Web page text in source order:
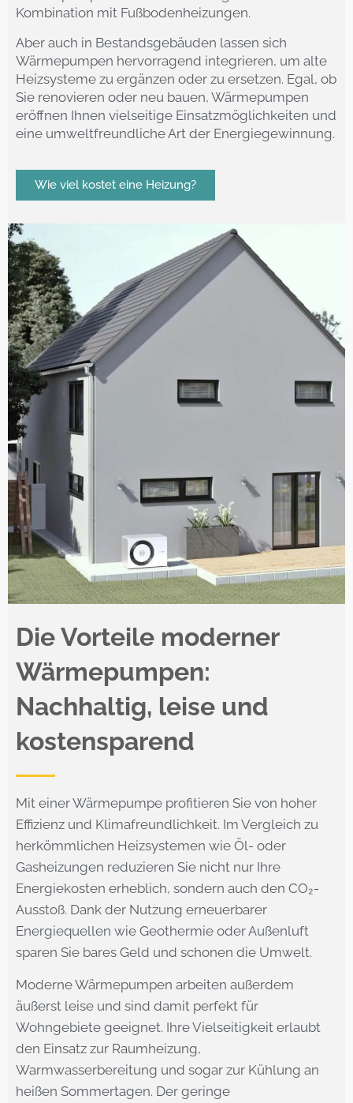
Kombination mit Fußbodenheizungen.
Aber auch in Bestandsgebäuden lassen sich
Wärmepumpen hervorragend integrieren, um alte
Heizsysteme zu ergänzen oder zu ersetzen. Egal, ob
Sie renovieren oder neu bauen, Wärmepumpen
eröffnen Ihnen vielseitige Einsatzmöglichkeiten und
eine umweltfreundliche Art der Energiegewinnung.
Wie viel kostet eine Heizung?
Die Vorteile moderner
Wärmepumpen:
Nachhaltig, leise und
kostensparend
Mit einer Wärmepumpe profitieren Sie von hoher
Effizienz und Klimafreundlichkeit. Im Vergleich zu
herkömmlichen Heizsystemen wie Öl- oder
Gasheizungen reduzieren Sie nicht nur Ihre
Energiekosten erheblich, sondern auch den CO₂-
Ausstoß. Dank der Nutzung erneuerbarer
Energiequellen wie Geothermie oder Außenluft
sparen Sie bares Geld und schonen die Umwelt.
Moderne Wärmepumpen arbeiten außerdem
äußerst leise und sind damit perfekt für
Wohngebiete geeignet. Ihre Vielseitigkeit erlaubt
den Einsatz zur Raumheizung,
Warmwasserbereitung und sogar zur Kühlung an
heißen Sommertagen. Der geringe